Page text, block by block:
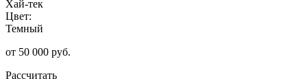
Хай-тек
Цвет:
Темный
от 50 000 руб.
Рассчитать